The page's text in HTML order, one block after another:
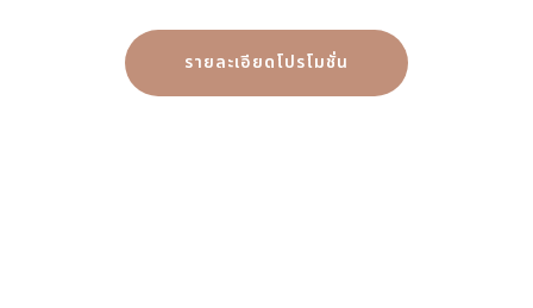
รายละเอียดโปรโมชั่น